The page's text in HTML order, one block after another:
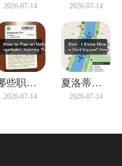
2026-07-14 2026-07-14
哪些职业角色最值得培养？匠屋异闻录实用角
2026-07-14
夏洛蒂角色特性全解析：高机动与双挂伤害
2026-07-14